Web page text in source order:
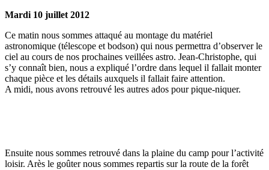
Mardi 10 juillet 2012
Ce matin nous sommes attaqué au montage du matériel
astronomique (télescope et bodson) qui nous permettra d’observer le
ciel au cours de nos prochaines veillées astro. Jean-Christophe, qui
s’y connaît bien, nous a expliqué l’ordre dans lequel il fallait monter
chaque pièce et les détails auxquels il fallait faire attention.
A midi, nous avons retrouvé les autres ados pour pique-niquer.
Ensuite nous sommes retrouvé dans la plaine du camp pour l’activité
loisir. Arès le goûter nous sommes repartis sur la route de la forêt